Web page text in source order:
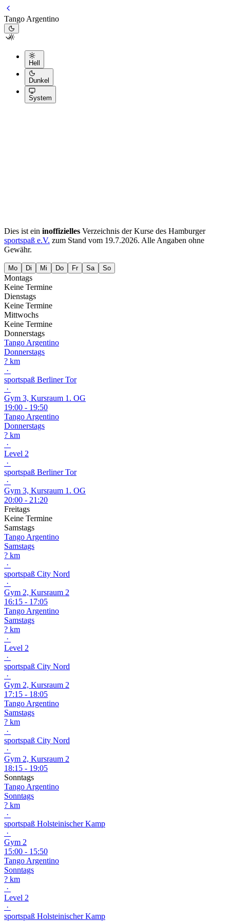
Tango Argentino
Hell
Dunkel
System
Dies ist ein inoffizielles Verzeichnis der Kurse des Hamburger
sportspaß e.V. zum Stand vom 19.7.2026. Alle Angaben ohne
Gewähr.
Mo Di Mi Do Fr Sa So
Montags
Keine Termine
Dienstags
Keine Termine
Mittwochs
Keine Termine
Donnerstags
Tango Argentino
Donnerstags
? km
·
sportspaß Berliner Tor
·
Gym 3, Kursraum 1. OG
19:00 - 19:50
Tango Argentino
Donnerstags
? km
·
Level 2
·
sportspaß Berliner Tor
·
Gym 3, Kursraum 1. OG
20:00 - 21:20
Freitags
Keine Termine
Samstags
Tango Argentino
Samstags
? km
·
sportspaß City Nord
·
Gym 2, Kursraum 2
16:15 - 17:05
Tango Argentino
Samstags
? km
·
Level 2
·
sportspaß City Nord
·
Gym 2, Kursraum 2
17:15 - 18:05
Tango Argentino
Samstags
? km
·
sportspaß City Nord
·
Gym 2, Kursraum 2
18:15 - 19:05
Sonntags
Tango Argentino
Sonntags
? km
·
sportspaß Holsteinischer Kamp
·
Gym 2
15:00 - 15:50
Tango Argentino
Sonntags
? km
·
Level 2
·
sportspaß Holsteinischer Kamp